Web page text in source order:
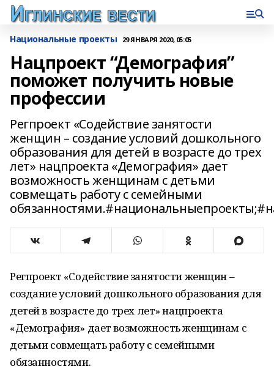
Национальные проекты 29 ЯНВАРЯ 2020, 05:05
Нацпроект “Демография”
поможет получить новые
профессии
Регпроект «Содействие занятости
женщин – создание условий дошкольного
образования для детей в возрасте до трех
лет» нацпроекта «Демография» дает
возможность женщинам с детьми
совмещать работу с семейными
Регпроект «Содействие занятости женщин –
создание условий дошкольного образования для
детей в возрасте до трех лет» нацпроекта
«Демография» дает возможность женщинам с
детьми совмещать работу с семейными
обязанностями.